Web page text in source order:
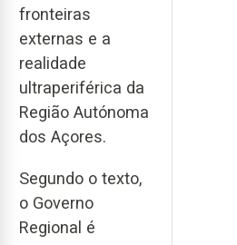
fronteiras
externas e a
realidade
ultraperiférica da
Região Autónoma
dos Açores.
Segundo o texto,
o Governo
Regional é